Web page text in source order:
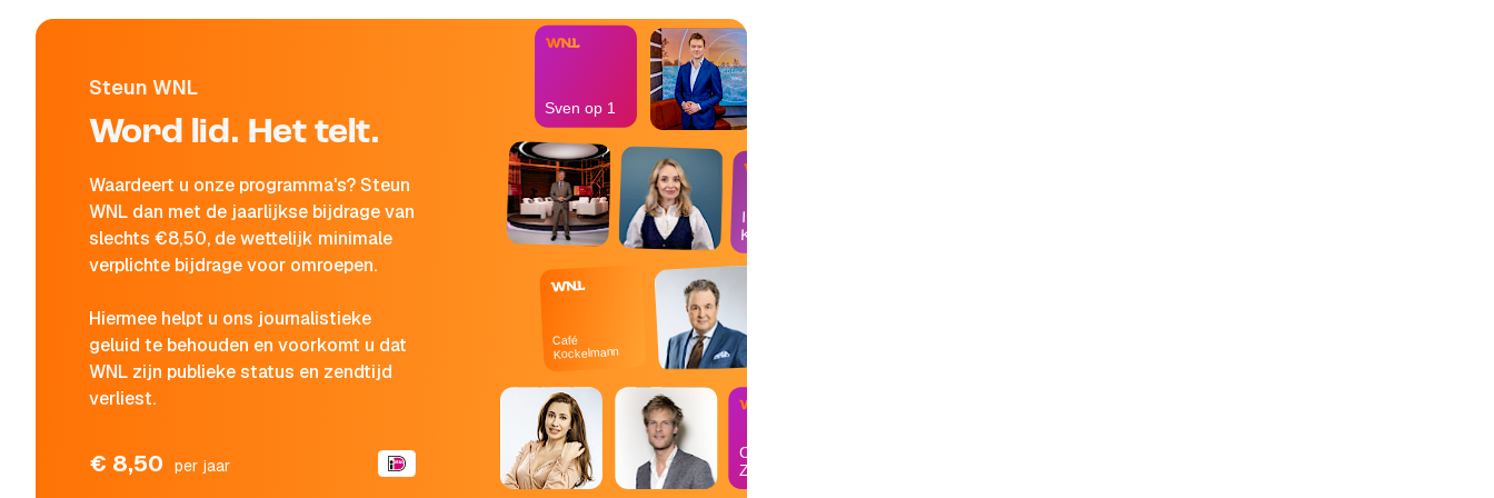
Steun WNL
Word lid. Het telt.
Waardeert u onze programma's? Steun
WNL dan met de jaarlijkse bijdrage van
slechts €8,50, de wettelijk minimale
verplichte bijdrage voor omroepen.
Hiermee helpt u ons journalistieke
geluid te behouden en voorkomt u dat
WNL zijn publieke status en zendtijd
verliest.
€ 8,50 per jaar
Op
Zondag
Café
Kockelmann
In de
Kantine
Sven op 1